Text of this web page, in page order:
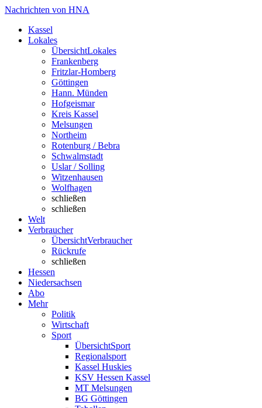
Nachrichten von HNA
Kassel
Lokales
ÜbersichtLokales
Frankenberg
Fritzlar-Homberg
Göttingen
Hann. Münden
Hofgeismar
Kreis Kassel
Melsungen
Northeim
Rotenburg / Bebra
Schwalmstadt
Uslar / Solling
Witzenhausen
Wolfhagen
schließen
schließen
Welt
Verbraucher
ÜbersichtVerbraucher
Rückrufe
schließen
Hessen
Niedersachsen
Abo
Mehr
Politik
Wirtschaft
Sport
ÜbersichtSport
Regionalsport
Kassel Huskies
KSV Hessen Kassel
MT Melsungen
BG Göttingen